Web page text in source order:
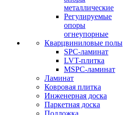
металлические
Регулируемые
опоры
огнеупорные
Кварцвиниловые полы
SPC-ламинат
LVT-плитка
MSPC-ламинат
Ламинат
Ковровая плитка
Инженерная доска
Паркетная доска
Подложка